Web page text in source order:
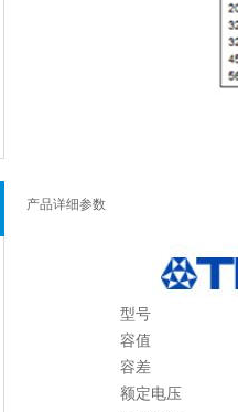
产品详细参数
型号
容值
容差
额定电压